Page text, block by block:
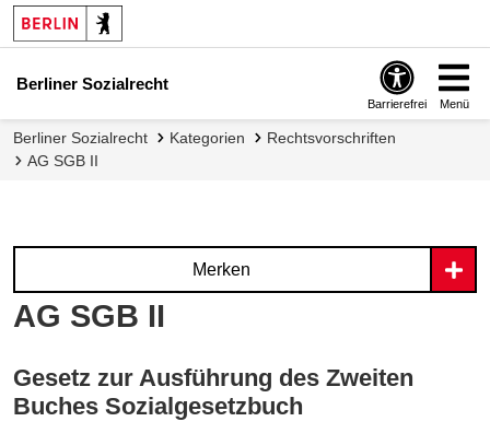
Berliner Sozialrecht
Barrierefrei Menü
Berliner Sozialrecht Kategorien
Rechtsvorschriften
AG SGB II
AG SGB II
Merken
Gesetz zur Ausführung des Zweiten
Buches Sozialgesetzbuch